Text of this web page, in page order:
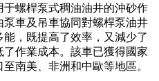
螺桿泵式稠油油井的沖砂作
車及吊車協同對螺桿泵油井
，既提高了效率，又減少了
作業成本。該車已獲得國家
南美、非洲和中歐等地區。